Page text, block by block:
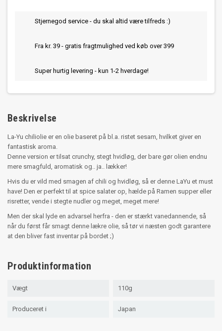
Stjernegod service - du skal altid være tilfreds :)
Fra kr. 39 - gratis fragtmulighed ved køb over 399
Super hurtig levering - kun 1-2 hverdage!
Beskrivelse
La-Yu chiliolie er en olie baseret på bl.a. ristet sesam, hvilket giver en
fantastisk aroma.
Denne version er tilsat crunchy, stegt hvidløg, der bare gør olien endnu
mere smagfuld, aromatisk og.. ja.. lækker!
Hvis du er vild med smagen af chili og hvidløg, så er denne LaYu et must
have! Den er perfekt til at spice salater op, hælde på Ramen supper eller
risretter, vende i stegte nudler og meget, meget mere!
Men der skal lyde en advarsel herfra - den er stærkt vanedannende, så
når du først får smagt denne lækre olie, så tør vi næsten godt garantere
at den bliver fast inventar på bordet ;)
Produktinformation
Vægt 110g
Produceret i Japan